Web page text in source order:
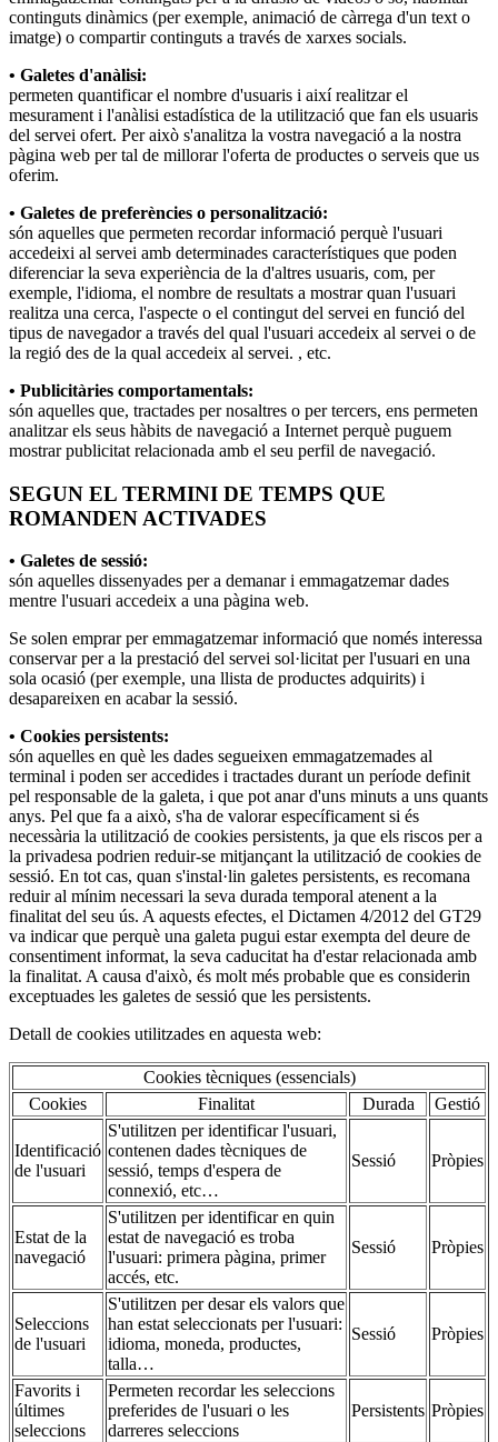
continguts dinàmics (per exemple, animació de càrrega d'un text o
imatge) o compartir continguts a través de xarxes socials.
• Galetes d'anàlisi:
permeten quantificar el nombre d'usuaris i així realitzar el
mesurament i l'anàlisi estadística de la utilització que fan els usuaris
del servei ofert. Per això s'analitza la vostra navegació a la nostra
pàgina web per tal de millorar l'oferta de productes o serveis que us
oferim.
• Galetes de preferències o personalització:
són aquelles que permeten recordar informació perquè l'usuari
accedeixi al servei amb determinades característiques que poden
diferenciar la seva experiència de la d'altres usuaris, com, per
exemple, l'idioma, el nombre de resultats a mostrar quan l'usuari
realitza una cerca, l'aspecte o el contingut del servei en funció del
tipus de navegador a través del qual l'usuari accedeix al servei o de
la regió des de la qual accedeix al servei. , etc.
• Publicitàries comportamentals:
són aquelles que, tractades per nosaltres o per tercers, ens permeten
analitzar els seus hàbits de navegació a Internet perquè puguem
mostrar publicitat relacionada amb el seu perfil de navegació.
SEGUN EL TERMINI DE TEMPS QUE
ROMANDEN ACTIVADES
• Galetes de sessió:
són aquelles dissenyades per a demanar i emmagatzemar dades
mentre l'usuari accedeix a una pàgina web.
Se solen emprar per emmagatzemar informació que només interessa
conservar per a la prestació del servei sol·licitat per l'usuari en una
sola ocasió (per exemple, una llista de productes adquirits) i
desapareixen en acabar la sessió.
• Cookies persistents:
són aquelles en què les dades segueixen emmagatzemades al
terminal i poden ser accedides i tractades durant un període definit
pel responsable de la galeta, i que pot anar d'uns minuts a uns quants
anys. Pel que fa a això, s'ha de valorar específicament si és
necessària la utilització de cookies persistents, ja que els riscos per a
la privadesa podrien reduir-se mitjançant la utilització de cookies de
sessió. En tot cas, quan s'instal·lin galetes persistents, es recomana
reduir al mínim necessari la seva durada temporal atenent a la
finalitat del seu ús. A aquests efectes, el Dictamen 4/2012 del GT29
va indicar que perquè una galeta pugui estar exempta del deure de
consentiment informat, la seva caducitat ha d'estar relacionada amb
la finalitat. A causa d'això, és molt més probable que es considerin
exceptuades les galetes de sessió que les persistents.
Detall de cookies utilitzades en aquesta web:
Cookies tècniques (essencials)
Cookies
Finalitat Durada Gestió
Identificació
de l'usuari
S'utilitzen per identificar l'usuari,
contenen dades tècniques de
sessió, temps d'espera de
connexió, etc…
Sessió Pròpies
Estat de la
navegació
S'utilitzen per identificar en quin
estat de navegació es troba
l'usuari: primera pàgina, primer
accés, etc.
Sessió Pròpies
Seleccions
de l'usuari
S'utilitzen per desar els valors que
han estat seleccionats per l'usuari:
idioma, moneda, productes,
talla…
Sessió Pròpies
Favorits i
últimes
seleccions
Permeten recordar les seleccions
preferides de l'usuari o les
darreres seleccions
Persistents Pròpies